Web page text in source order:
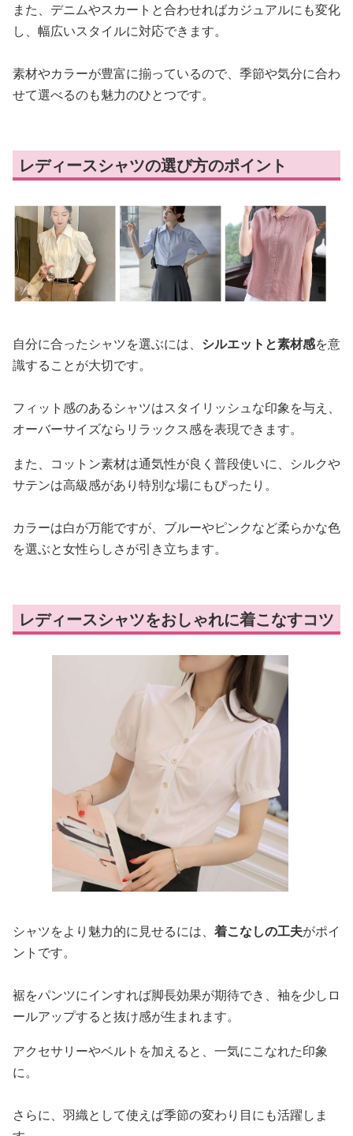
また、デニムやスカートと合わせればカジュアルにも変化
し、幅広いスタイルに対応できます。
素材やカラーが豊富に揃っているので、季節や気分に合わ
せて選べるのも魅力のひとつです。
レディースシャツの選び方のポイント
自分に合ったシャツを選ぶには、 シルエットと素材感を意
識することが大切です。
フィット感のあるシャツはスタイリッシュな印象を与え、
オーバーサイズならリラックス感を表現できます。
また、コットン素材は通気性が良く普段使いに、シルクや
サテンは高級感があり特別な場にもぴったり。
カラーは白が万能ですが、ブルーやピンクなど柔らかな色
を選ぶと女性らしさが引き立ちます。
レディースシャツをおしゃれに着こなすコツ
シャツをより魅力的に見せるには、 着こなしの工夫がポイ
ントです。
裾をパンツにインすれば脚長効果が期待でき、袖を少しロ
ールアップすると抜け感が生まれます。
アクセサリーやベルトを加えると、一気にこなれた印象
に。
さらに、羽織として使えば季節の変わり目にも活躍しま